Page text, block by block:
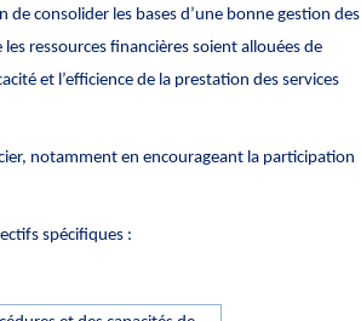
consolider les bases d’une bonne gestion des
ressources financières soient allouées de
et l’efficience de la prestation des services
notamment en encourageant la participation
spécifiques :